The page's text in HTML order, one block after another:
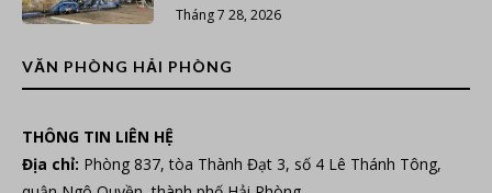
Tháng 7 28, 2026
VĂN PHÒNG HẢI PHÒNG
THÔNG TIN LIÊN HỆ
Địa chỉ: Phòng 837, tòa Thành Đạt 3, số 4 Lê Thánh Tông,